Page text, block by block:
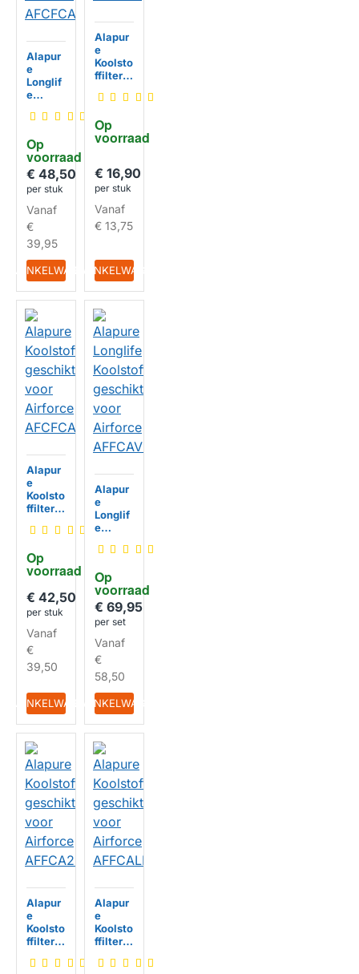
HUISMERK
Op
voorraad
Alapur
e
Longlif
e
ffilter
kt voor
Airforc
e
AFCFC
A238LL
€ 48,50
per stuk
Vanaf
€
39,95
IN WINKELWAGEN
HUISMERK
Op
voorraad
Alapur
e
Koolsto
ffilter
kt voor
e
H2BC1
€ 16,90
per stuk
Vanaf
€ 13,75
IN WINKELWAGEN
HUISMERK
Op
voorraad
Alapur
e
Koolsto
ffilter
kt voor
e
AFCFC
60
€ 42,50
per stuk
Vanaf
€
39,50
IN WINKELWAGEN
HUISMERK
Op
voorraad
Alapur
e
Longlif
e
ffilter
kt voor
Airforc
e
AFFCA
V60LL
€ 69,95
per set
Vanaf
€
58,50
IN WINKELWAGEN
Alapur
e
Koolsto
ffilter
kt voor
Alapur
e
Koolsto
ffilter
kt voor